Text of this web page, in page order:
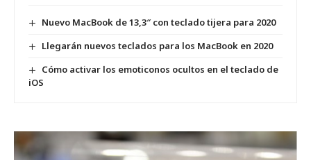
Nuevo MacBook de 13,3″ con teclado tijera para 2020
Llegarán nuevos teclados para los MacBook en 2020
Cómo activar los emoticonos ocultos en el teclado de
iOS